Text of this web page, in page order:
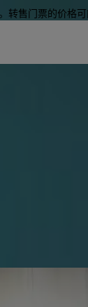
售门票的价格可